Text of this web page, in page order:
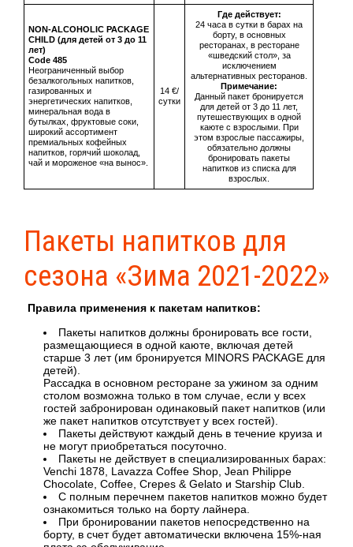
NON-ALCOHOLIC PACKAGE
CHILD (для детей от 3 до 11
лет)
Сode 485
Неограниченный выбор
безалкогольных напитков,
газированных и
энергетических напитков,
минеральная вода в
бутылках, фруктовые соки,
широкий ассортимент
премиальных кофейных
напитков, горячий шоколад,
чай и мороженое «на вынос».
14 €/
сутки
Где действует:
24 часа в сутки в барах на
борту, в основных
ресторанах, в ресторане
«шведский стол», за
исключением
альтернативных ресторанов.
Примечание:
Данный пакет бронируется
для детей от 3 до 11 лет,
путешествующих в одной
каюте с взрослыми. При
этом взрослые пассажиры,
обязательно должны
бронировать пакеты
напитков из списка для
взрослых.
Пакеты напитков для
сезона «Зима 2021-2022»
Правила применения к пакетам напитков:
Пакеты напитков должны бронировать все гости,
размещающиеся в одной каюте, включая детей
старше 3 лет (им бронируется MINORS PACKAGE для
детей).
Рассадка в основном ресторане за ужином за одним
столом возможна только в том случае, если у всех
гостей забронирован одинаковый пакет напитков (или
же пакет напитков отсутствует у всех гостей).
Пакеты действуют каждый день в течение круиза и
не могут приобретаться посуточно.
Пакеты не действует в специализированных барах:
Venchi 1878, Lavazza Coffee Shop, Jean Philippe
Chocolate, Coffee, Crepes & Gelato и Starship Club.
С полным перечнем пакетов напитков можно будет
ознакомиться только на борту лайнера.
При бронировании пакетов непосредственно на
борту, в счет будет автоматически включена 15%-ная